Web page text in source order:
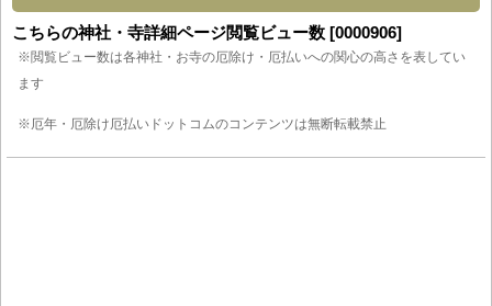
こちらの神社・寺詳細ページ閲覧ビュー数 [0000906]
※閲覧ビュー数は各神社・お寺の厄除け・厄払いへの関心の高さを表してい
ます
※厄年・厄除け厄払いドットコムのコンテンツは無断転載禁止